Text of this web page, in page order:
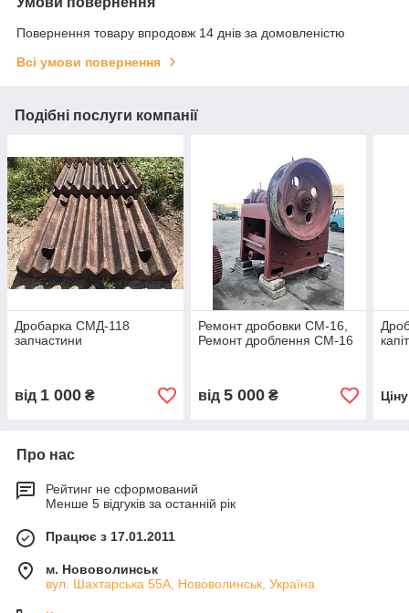
Повернення товару впродовж 14 днів за домовленістю
Всі умови повернення
Подібні послуги компанії
Дробарка СМД-118
запчастини
від 1 000 ₴
Ремонт дробовки СМ-16,
Ремонт дроблення СМ-16
від 5 000₴
Про нас
Рейтинг не сформований
Менше 5 відгуків за останній рік
Працює з 17.01.2011
м. Нововолинськ
вул. Шахтарська 55А, Нововолинськ, Україна